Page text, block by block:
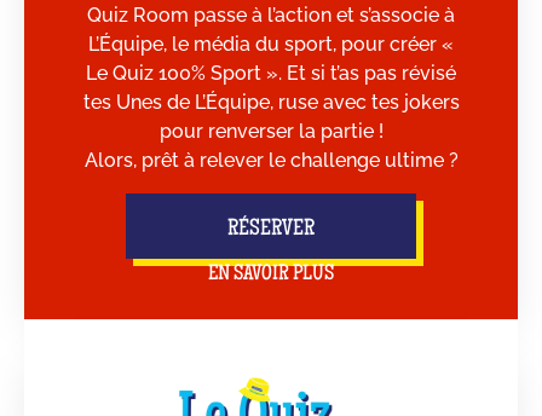
Quiz Room passe à l’action et s’associe à
L’Équipe, le média du sport, pour créer «
Le Quiz 100% Sport ». Et si t’as pas révisé
tes Unes de L’Équipe, ruse avec tes jokers
pour renverser la partie !
Alors, prêt à relever le challenge ultime ?
RÉSERVER
EN SAVOIR PLUS